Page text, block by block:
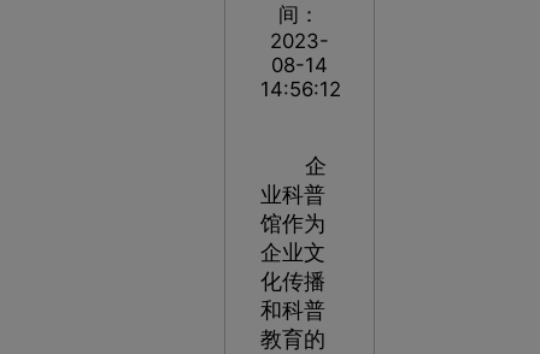
间：
2023-
08-14
14:56:12
企
业科普
馆作为
企业文
化传播
和科普
教育的